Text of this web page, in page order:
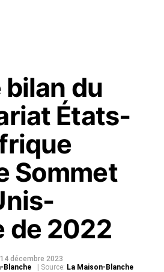
bilan du
États-
Sommet
de 2022
décembre 2023
Blanche | Source: La Maison-Blanche